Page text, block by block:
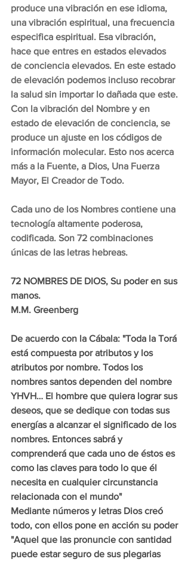
produce una vibración en ese idioma,
una vibración espiritual, una frecuencia
especifica espiritual. Esa vibración,
hace que entres en estados elevados
de conciencia elevados. En este estado
de elevación podemos incluso recobrar
la salud sin importar lo dañada que este.
Con la vibración del Nombre y en
estado de elevación de conciencia, se
produce un ajuste en los códigos de
información molecular. Esto nos acerca
más a la Fuente, a Dios, Una Fuerza
Mayor, El Creador de Todo.
Cada uno de los Nombres contiene una
tecnología altamente poderosa,
codificada. Son 72 combinaciones
únicas de las letras hebreas.
72 NOMBRES DE DIOS, Su poder en sus
manos.
M.M. Greenberg
De acuerdo con la Cábala: "Toda la Torá
está compuesta por atributos y los
atributos por nombre. Todos los
nombres santos dependen del nombre
YHVH… El hombre que quiera lograr sus
deseos, que se dedique con todas sus
energías a alcanzar el significado de los
nombres. Entonces sabrá y
comprenderá que cada uno de éstos es
como las claves para todo lo que él
necesita en cualquier circunstancia
relacionada con el mundo"
Mediante números y letras Dios creó
todo, con ellos pone en acción su poder
"Aquel que las pronuncie con santidad
puede estar seguro de sus plegarias